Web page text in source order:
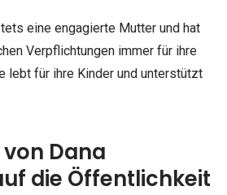
eine engagierte Mutter und hat
Verpflichtungen immer für ihre
lebt für ihre Kinder und unterstützt
Dana
die Öffentlichkeit